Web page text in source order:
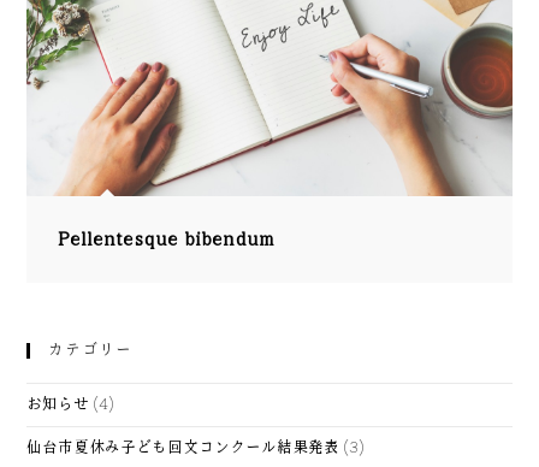
Pellentesque bibendum
カテゴリー
お知らせ (4)
仙台市夏休み子ども回文コンクール結果発表 (3)